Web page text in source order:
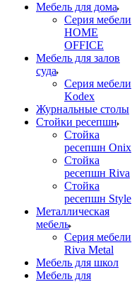
Мебель для дома
Серия мебели
HOME
OFFICE
Мебель для залов
суда
Серия мебели
Kodex
Журнальные столы
Стойки ресепшн
Стойка
ресепшн Onix
Стойка
ресепшн Riva
Стойка
ресепшн Style
Металлическая
мебель
Серия мебели
Riva Metal
Мебель для школ
Мебель для